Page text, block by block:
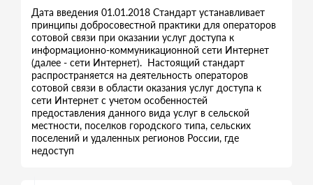
Дата введения 01.01.2018 Стандарт устанавливает
принципы добросовестной практики для операторов
сотовой связи при оказании услуг доступа к
информационно-коммуникационной сети Интернет
(далее - сети Интернет). Настоящий стандарт
распространяется на деятельность операторов
сотовой связи в области оказания услуг доступа к
сети Интернет с учетом особенностей
предоставления данного вида услуг в сельской
местности, поселков городского типа, сельских
поселений и удаленных регионов России, где
недоступ